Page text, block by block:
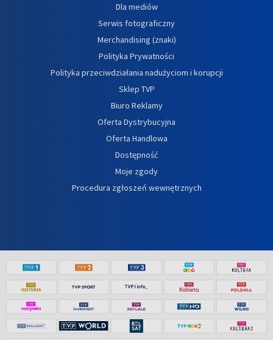
Dla mediów
Serwis fotograficzny
Merchandising (znaki)
Polityka Prywatności
Polityka przeciwdziałania nadużyciom i korupcji
Sklep TVP
Biuro Reklamy
Oferta Dystrybucyjna
Oferta Handlowa
Dostępność
Moje zgody
Procedura zgłoszeń wewnętrznych